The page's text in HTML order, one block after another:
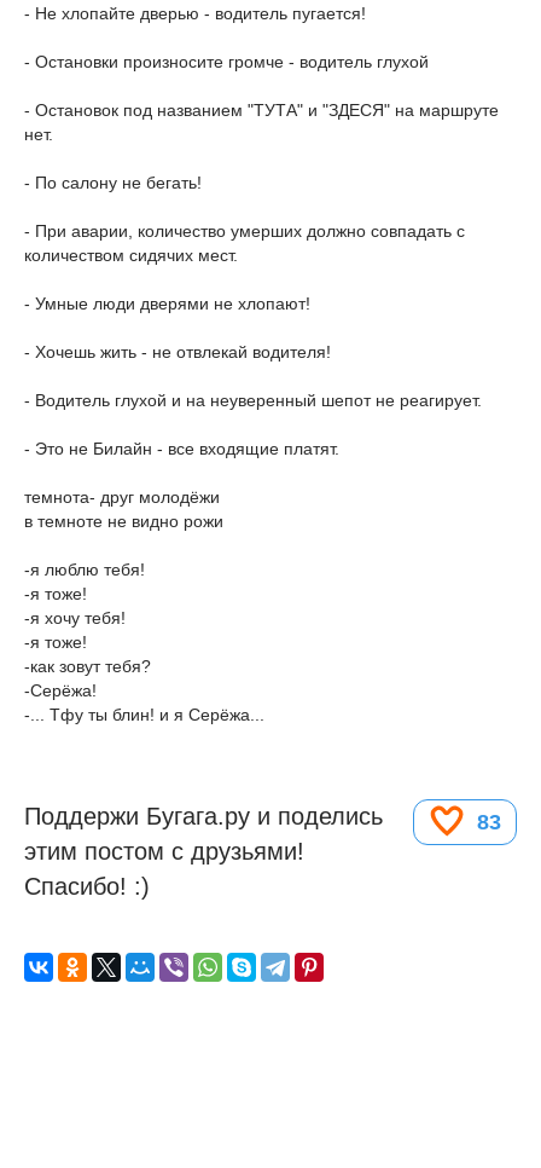
- Не хлопайте дверью - водитель пугается!
- Остановки произносите громче - водитель глухой
- Остановок под названием "ТУТА" и "ЗДЕСЯ" на маршруте
нет.
- По салону не бегать!
- При аварии, количество умерших должно совпадать с
количеством сидячих мест.
- Умные люди дверями не хлопают!
- Хочешь жить - не отвлекай водителя!
- Водитель глухой и на неуверенный шепот не реагирует.
- Это не Билайн - все входящие платят.
темнота- друг молодёжи
в темноте не видно рожи
-я люблю тебя!
-я тоже!
-я хочу тебя!
-я тоже!
-как зовут тебя?
-Серёжа!
-... Тфу ты блин! и я Серёжа...
83
Поддержи Бугага.ру и поделись
этим постом с друзьями!
Спасибо! :)